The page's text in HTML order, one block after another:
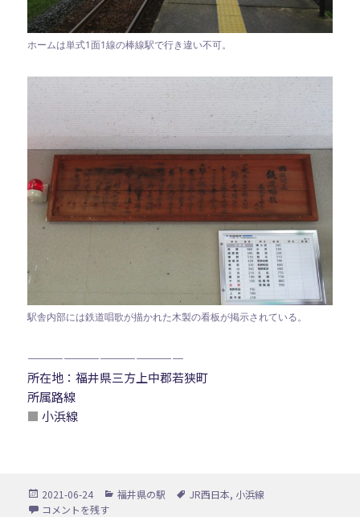
ホームは単式1面1線の棒線駅で行き違い不可。
駅舎内部には鉄道唱歌が描かれた木製の看板が掲示されている。
—————————————
所在地：福井県三方上中郡若狭町
所属路線
■ 小浜線
投
稿
2021-06-24
カ
福井県の駅
タ
JR西日本, 小浜線
大鳥羽駅 に
コメントを残す